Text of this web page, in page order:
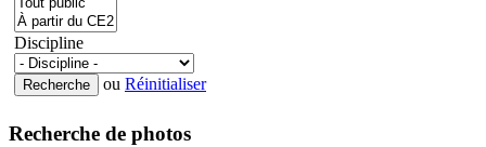
Discipline
ou Réinitialiser
Recherche de photos